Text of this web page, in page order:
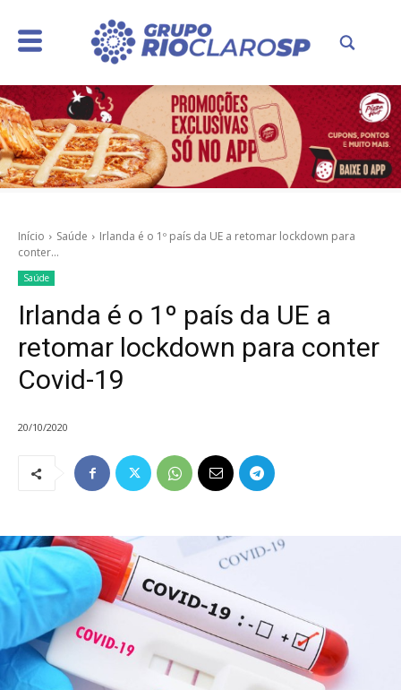
Início Saúde
Irlanda é o 1º país da UE a retomar lockdown para
conter...
Saúde
Irlanda é o 1º país da UE a
retomar lockdown para conter
Covid-19
20/10/2020